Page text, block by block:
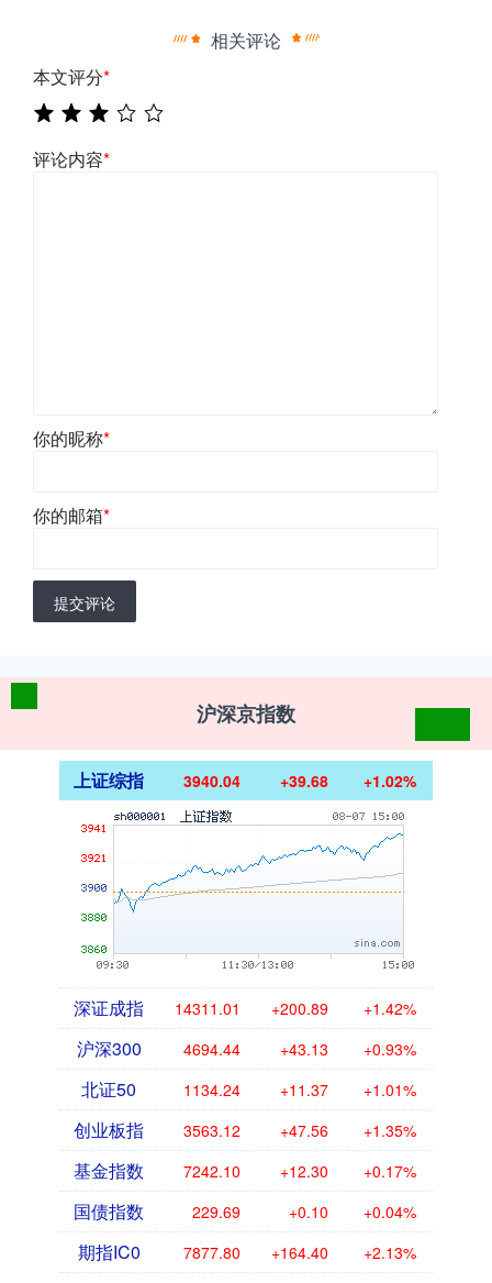
相关评论
本文评分*
评论内容*
你的昵称*
你的邮箱*
提交评论
沪深京指数
上证综指 3940.04 +39.68 +1.02%
深证成指 14311.01 +200.89 +1.42%
沪深300 4694.44 +43.13 +0.93%
北证50 1134.24 +11.37 +1.01%
创业板指 3563.12 +47.56 +1.35%
基金指数 7242.10 +12.30 +0.17%
国债指数 229.69 +0.10 +0.04%
期指IC0 7877.80 +164.40 +2.13%